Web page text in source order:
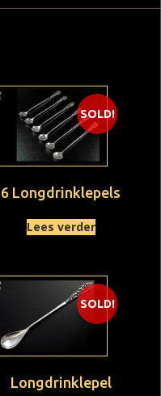
SOLD!
6 Longdrinklepels
Lees verder
SOLD!
Longdrinklepel